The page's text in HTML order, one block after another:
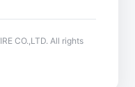
CO.,LTD. All rights